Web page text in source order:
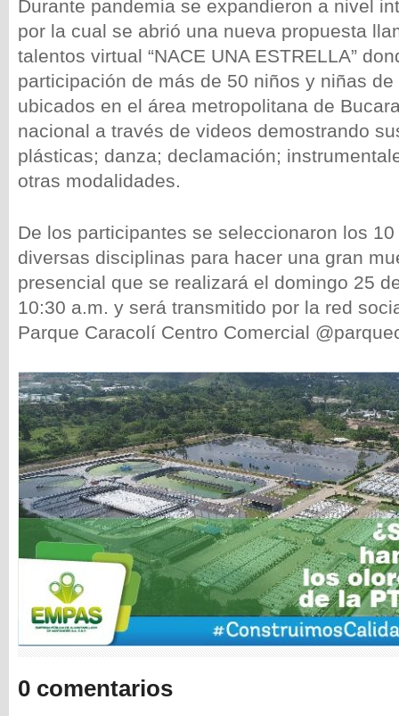
Durante pandemia se expandieron a nivel
por la cual se abrió una nueva propuesta
talentos virtual “NACE UNA ESTRELLA”
participación de más de 50 niños y niñas
ubicados en el área metropolitana de
nacional a través de videos demostrando
plásticas; danza; declamación;
otras modalidades.
De los participantes se seleccionaron los
diversas disciplinas para hacer una gran
presencial que se realizará el domingo 25
10:30 a.m. y será transmitido por la red
Parque Caracolí Centro Comercial
0 comentarios